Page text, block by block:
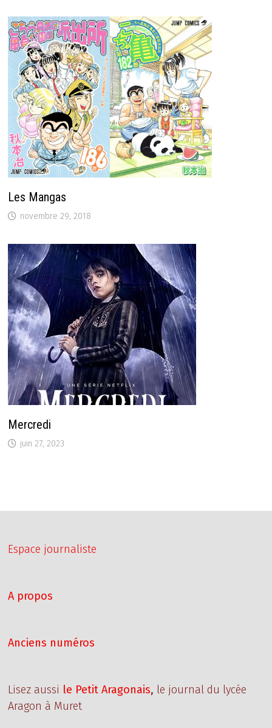
Les Mangas
novembre 29, 2018
Mercredi
juin 27, 2023
Espace journaliste
A propos
Anciens numéros
Lisez aussi le Petit Aragonais, le journal du lycée
Aragon à Muret